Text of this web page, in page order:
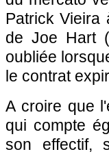
Patrick Vieira
de Joe Hart
oubliée
le contrat
A croire que
qui compte
son effectif,